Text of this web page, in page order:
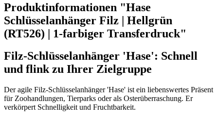
Produktinformationen "Hase
Schlüsselanhänger Filz | Hellgrün
(RT526) | 1-farbiger Transferdruck"
Filz-Schlüsselanhänger 'Hase': Schnell
und flink zu Ihrer Zielgruppe
Der agile Filz-Schlüsselanhänger 'Hase' ist ein liebenswertes Präsent
für Zoohandlungen, Tierparks oder als Osterüberraschung. Er
verkörpert Schnelligkeit und Fruchtbarkeit.